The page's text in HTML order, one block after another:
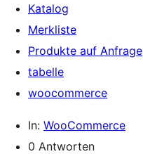
Katalog
Merkliste
Produkte auf Anfrage
tabelle
woocommerce
In: WooCommerce
0 Antworten